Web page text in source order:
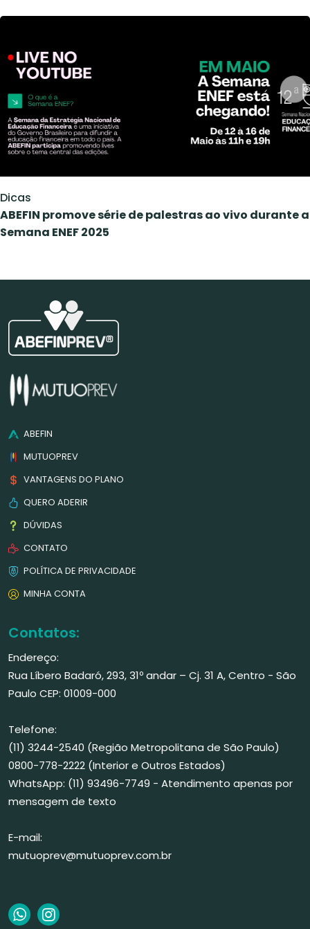
Dicas
ABEFIN promove série de palestras ao vivo durante a
Semana ENEF 2025
ABEFIN
MUTUOPREV
VANTAGENS DO PLANO
QUERO ADERIR
DÚVIDAS
CONTATO
POLÍTICA DE PRIVACIDADE
MINHA CONTA
Contatos:
Endereço:
Rua Líbero Badaró, 293, 31º andar – Cj. 31 A, Centro - São
Paulo CEP: 01009-000
Telefone:
(11) 3244-2540 (Região Metropolitana de São Paulo)
0800-778-2222 (Interior e Outros Estados)
WhatsApp: (11) 93496-7749 - Atendimento apenas por
mensagem de texto
E-mail:
mutuoprev@mutuoprev.com.br